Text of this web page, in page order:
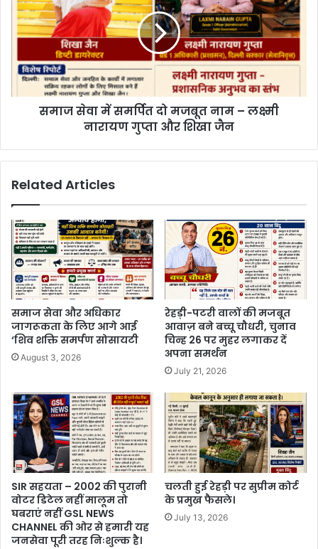
समाज सेवा में समर्पित दो मजबूत नाम – लक्ष्मी
नारायण गुप्ता और शिखा जैन
Related Articles
समाज सेवा और अधिकार
जागरूकता के लिए आगे आई
‘शिव शक्ति समर्पण सोसायटी
August 3, 2026
रेहड़ी-पटरी वालों की मजबूत
आवाज़ बने बच्चू चौधरी, चुनाव
चिन्ह 26 पर मुहर लगाकर दें
अपना समर्थन
July 21, 2026
SIR सहयता – 2002 की पुरानी
वोटर डिटेल नहीं मालूम तो
घबराएं नहीं GSL NEWS
CHANNEL की ओर से हमारी यह
जनसेवा पूरी तरह निःशुल्क है।
चलती हुई रेहड़ी पर सुप्रीम कोर्ट
के प्रमुख फैसले।
July 13, 2026